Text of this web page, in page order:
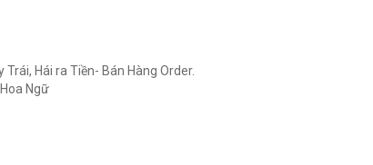
Hái ra Tiền- Bán Hàng Order.
Ngữ